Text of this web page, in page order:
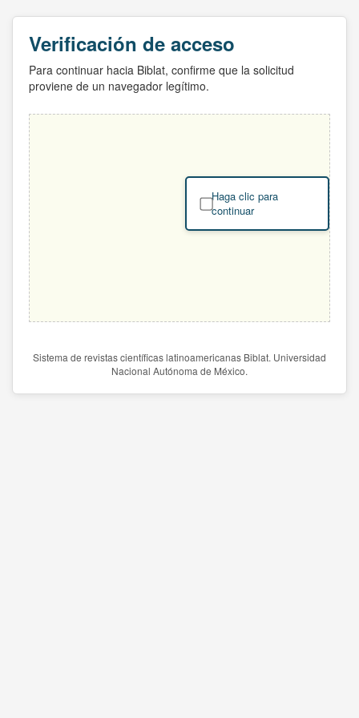
Verificación de acceso
Para continuar hacia Biblat, confirme que la solicitud
proviene de un navegador legítimo.
Haga clic para
continuar
Sistema de revistas científicas latinoamericanas Biblat. Universidad
Nacional Autónoma de México.